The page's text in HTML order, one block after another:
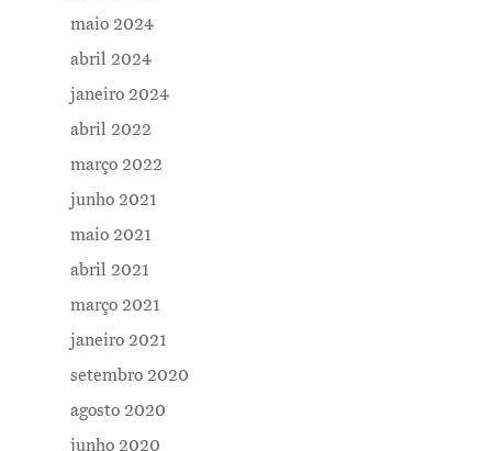
maio 2024
abril 2024
janeiro 2024
abril 2022
março 2022
junho 2021
maio 2021
abril 2021
março 2021
janeiro 2021
setembro 2020
agosto 2020
junho 2020